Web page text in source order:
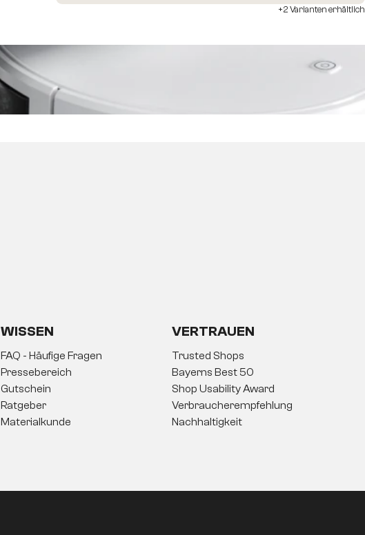
+2 Varianten erhältlich
WISSEN
FAQ - Häufige Fragen
Pressebereich
Gutschein
Ratgeber
Materialkunde
VERTRAUEN
Trusted Shops
Bayerns Best 50
Shop Usability Award
Verbraucherempfehlung
Nachhaltigkeit